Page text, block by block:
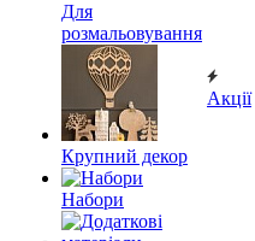
Для
розмальовування
Крупний декор
Набори
Акції